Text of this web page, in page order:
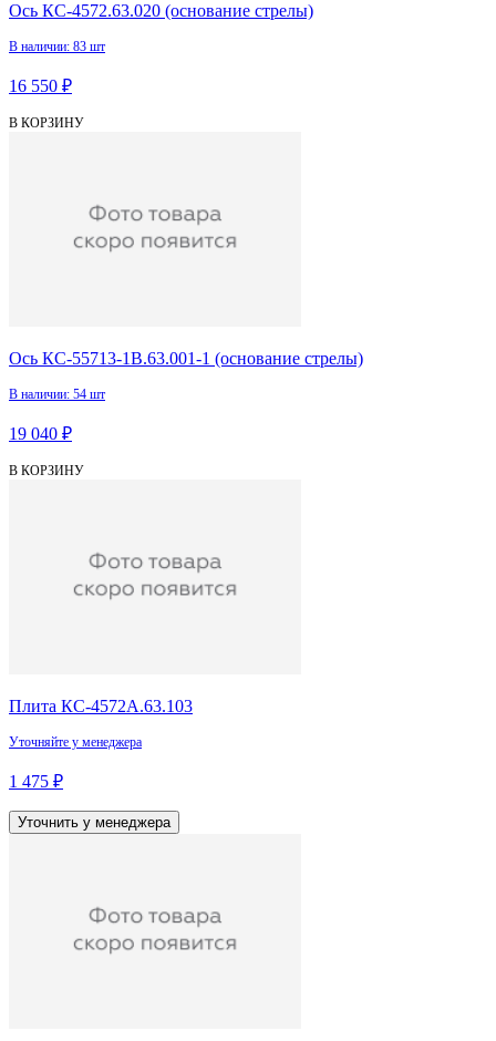
Ось КС-4572.63.020 (основание стрелы)
В наличии: 83 шт
16 550 ₽
В КОРЗИНУ
Ось КС-55713-1В.63.001-1 (основание стрелы)
В наличии: 54 шт
19 040 ₽
В КОРЗИНУ
Плита КС-4572А.63.103
Уточняйте у менеджера
1 475 ₽
Уточнить у менеджера